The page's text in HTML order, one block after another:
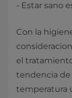
- Estar sano
Con la
el
tendencia de
temperatura